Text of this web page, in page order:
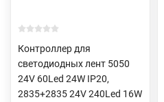
Контроллер для
светодиодных лент 5050
24V 60Led 24W IP20,
2835+2835 24V 240Led 16W